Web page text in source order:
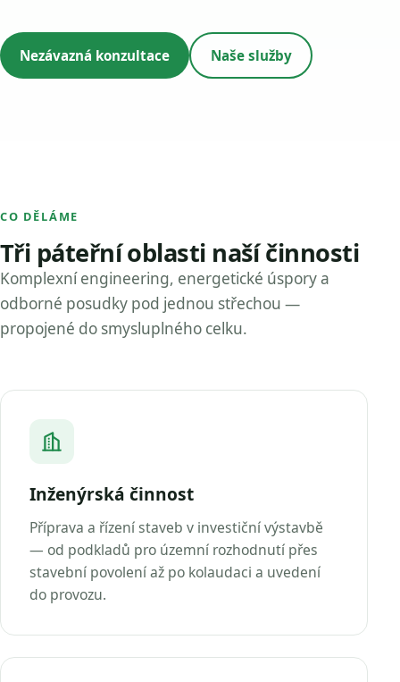
Nezávazná konzultace Naše služby
CO DĚLÁME
Tři páteřní oblasti naší činnosti
Komplexní engineering, energetické úspory a
odborné posudky pod jednou střechou —
propojené do smysluplného celku.
Inženýrská činnost
Příprava a řízení staveb v investiční výstavbě
— od podkladů pro územní rozhodnutí přes
stavební povolení až po kolaudaci a uvedení
do provozu.